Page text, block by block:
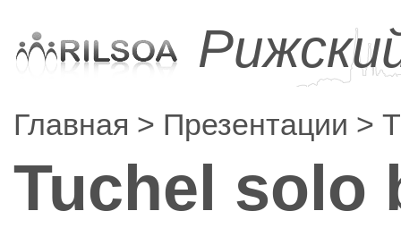
Главная Презентации
Tuchel solo